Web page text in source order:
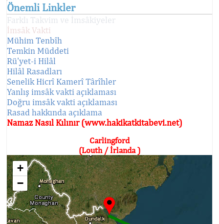
Önemli Linkler
Farklı Takvim ve İmsâkiyeler
İmsâk Vakti
Mühim Tenbîh
Temkin Müddeti
Rü'yet-i Hilâl
Hilâl Rasadları
Senelik Hicrî Kamerî Târîhler
Yanlış imsâk vakti açıklaması
Doğru imsâk vakti açıklaması
Rasad hakkında açıklama
Namaz Nasıl Kılınır (www.hakikatkitabevi.net)
Carlingford
(Louth / İrlanda )
+
−